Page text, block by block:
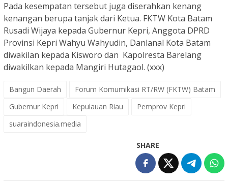
Pada kesempatan tersebut juga diserahkan kenang
kenangan berupa tanjak dari Ketua. FKTW Kota Batam
Rusadi Wijaya kepada Gubernur Kepri, Anggota DPRD
Provinsi Kepri Wahyu Wahyudin, Danlanal Kota Batam
diwakilan kepada Kisworo dan Kapolresta Barelang
diwakilkan kepada Mangiri Hutagaol. (xxx)
Bangun Daerah
Forum Komumikasi RT/RW (FKTW) Batam
Gubernur Kepri
Kepulauan Riau
Pemprov Kepri
suaraindonesia.media
SHARE